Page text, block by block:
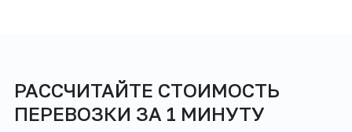
РАССЧИТАЙТЕ СТОИМОСТЬ
ПЕРЕВОЗКИ ЗА 1 МИНУТУ